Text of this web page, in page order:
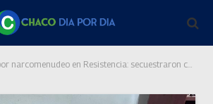
en Resistencia: secuestraron cocaína, dinero y detuvieron a un joven de 20 años